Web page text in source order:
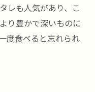
レも人気があり、こ
り豊かで深いものに
度食べると忘れられ